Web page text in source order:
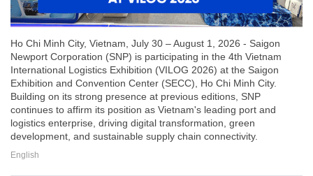
Ho Chi Minh City, Vietnam, July 30 – August 1, 2026 - Saigon
Newport Corporation (SNP) is participating in the 4th Vietnam
International Logistics Exhibition (VILOG 2026) at the Saigon
Exhibition and Convention Center (SECC), Ho Chi Minh City.
Building on its strong presence at previous editions, SNP
continues to affirm its position as Vietnam's leading port and
logistics enterprise, driving digital transformation, green
development, and sustainable supply chain connectivity.
English